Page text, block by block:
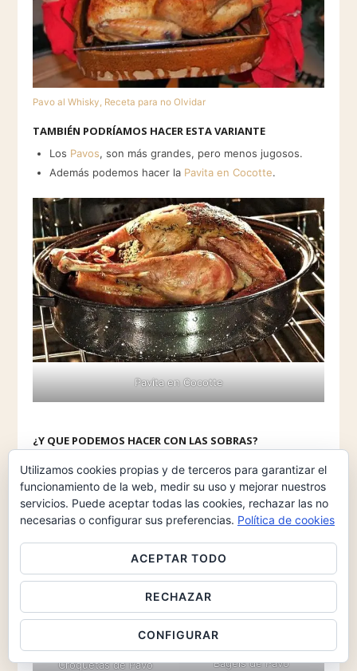
Pavo al Whisky, Receta para no Olvidar
TAMBIÉN PODRÍAMOS HACER ESTA VARIANTE
Los Pavos, son más grandes, pero menos jugosos.
Además podemos hacer la Pavita en Cocotte.
Pavita en Cocotte
¿Y QUE PODEMOS HACER CON LAS SOBRAS?
Calcular 300 g de pavo por persona, pero debe sobrar
para lasCroquetas de Pavita , del día siguiente.
Además, con las pechugas, podemos hacer unos
Bagels de Pavita.
Croquetas de Pavo Bagels de Pavo
Utilizamos cookies propias y de terceros para garantizar el
funcionamiento de la web, medir su uso y mejorar nuestros
servicios. Puede aceptar todas las cookies, rechazar las no
necesarias o configurar sus preferencias. Política de cookies
ACEPTAR TODO
RECHAZAR
CONFIGURAR